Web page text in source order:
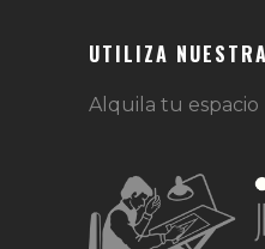
UTILIZA
Alquila tu espacio